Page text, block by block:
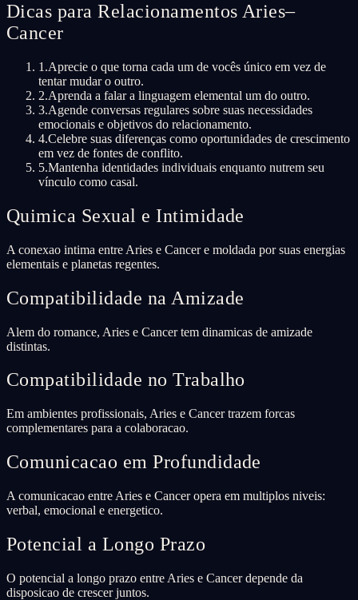
Dicas para Relacionamentos Aries–
Cancer
1 .Aprecie o que torna cada um de vocês único em vez de
tentar mudar o outro.
2.Aprenda a falar a linguagem elemental um do outro.
3.Agende conversas regulares sobre suas necessidades
emocionais e objetivos do relacionamento.
4.Celebre suas diferenças como oportunidades de crescimento
em vez de fontes de conflito.
5.Mantenha identidades individuais enquanto nutrem seu
vínculo como casal.
Quimica Sexual e Intimidade
A conexao intima entre Aries e Cancer e moldada por suas energias
elementais e planetas regentes.
Compatibilidade na Amizade
Alem do romance, Aries e Cancer tem dinamicas de amizade
distintas.
Compatibilidade no Trabalho
Em ambientes profissionais, Aries e Cancer trazem forcas
complementares para a colaboracao.
Comunicacao em Profundidade
A comunicacao entre Aries e Cancer opera em multiplos niveis:
verbal, emocional e energetico.
Potencial a Longo Prazo
O potencial a longo prazo entre Aries e Cancer depende da
disposicao de crescer juntos.